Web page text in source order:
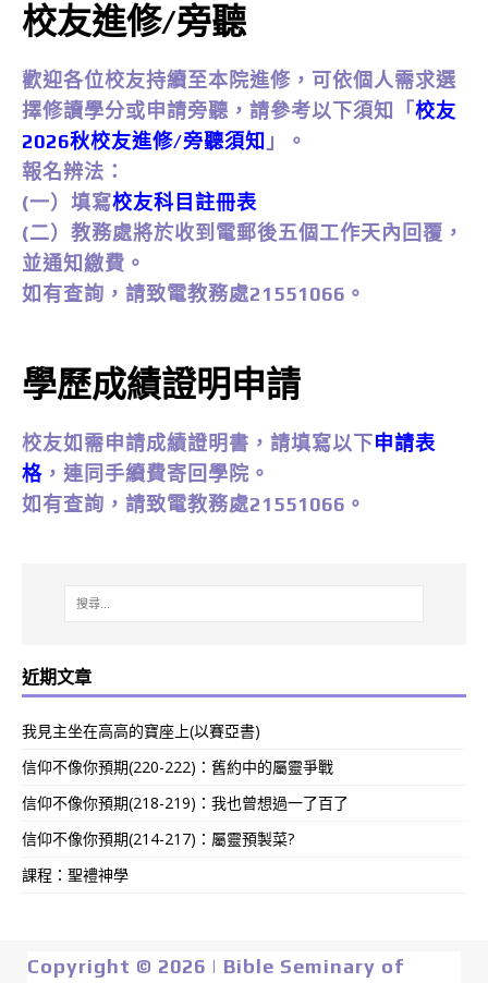
校友進修/旁聽
歡迎各位校友持續至本院進修，可依個人需求選
擇修讀學分或申請旁聽，請參考以下須知「 校友
2026秋校友進修/旁聽須知 」。
報名辨法：
(一）填寫校友科目註冊表
(二）教務處將於收到電郵後五個工作天內回覆，
並通知繳費。
如有查詢，請致電教務處21551066。
學歷成績證明申請
校友如需申請成績證明書，請填寫以下申請表
格 ，連同手續費寄回學院。
如有查詢，請致電教務處21551066。
近期文章
我見主坐在高高的寶座上(以賽亞書)
信仰不像你預期(220-222)：舊約中的屬靈爭戰
信仰不像你預期(218-219)：我也曾想過一了百了
信仰不像你預期(214-217)：屬靈預製菜?
課程：聖禮神學
Copyright © 2026 | Bible Seminary of